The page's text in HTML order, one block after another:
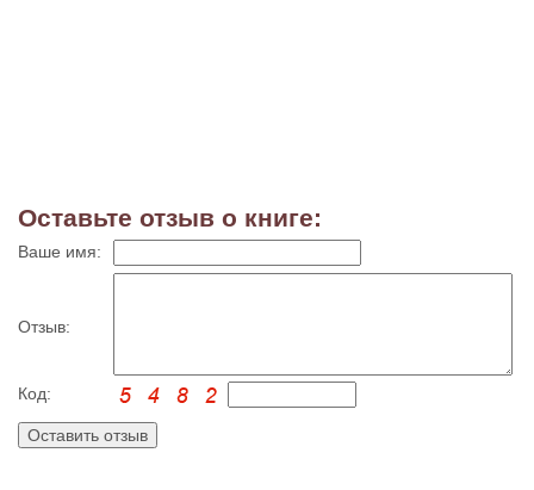
Оставьте отзыв о книге:
Ваше имя:
Отзыв:
Код: